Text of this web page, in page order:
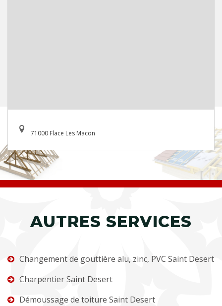
71000 Flace Les Macon
AUTRES SERVICES
Changement de gouttière alu, zinc, PVC Saint Desert
Charpentier Saint Desert
Démoussage de toiture Saint Desert